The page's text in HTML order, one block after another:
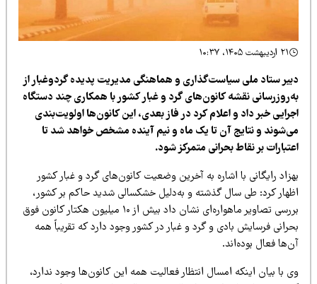
ستاد ملی سیاست‌گذاری و هماهنگی مدیریت پدیده گردوغبار از
نقشه کانون‌های گرد و غبار کشور با همکاری چند دستگاه
خبر داد و اعلام کرد در فاز بعدی، این کانون‌ها اولویت‌بندی
و نتایج آن تا یک ماه و نیم آینده مشخص خواهد شد تا
بر نقاط بحرانی متمرکز شود.
رایگانی با اشاره به آخرین وضعیت کانون‌های گرد و غبار کشور
کرد: طی سال گذشته و به‌دلیل خشکسالی شدید حاکم بر کشور،
بررسی تصاویر ماهواره‌ای نشان داد بیش از ۱۰ میلیون هکتار کانون فوق
فرسایش بادی و گرد و غبار در کشور وجود دارد که تقریباً همه
فعال بوده‌اند.
با بیان اینکه امسال انتظار فعالیت همه این کانون‌ها وجود ندارد،